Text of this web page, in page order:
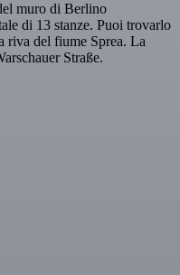
muro di Berlino
di 13 stanze. Puoi trovarlo
riva del fiume Sprea. La
Straße.